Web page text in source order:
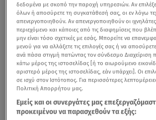
δεδομένα με σκοπό την παροχή υπηρεσιών. Αν
όλων ή αποσύρετε τη συγκατάθεσή σας, οι εν λόγω
απενεργοποιηθούν. Αν απενεργοποιηθούν οι
περιεχόμενο και κάποιες από τις διαφημίσεις που
μην είναι τόσο σχετικές με εσάς. Μπορείτε να
μενού για να αλλάξετε τις επιλογές σας ή να
ανά πάσα στιγμή πατώντας τον σύνδεσμο Διαχείριση
κάτω μέρος της ιστοσελίδας [ή το αιωρούμενο
αριστερό μέρος της ιστοσελίδας, εάν υπάρχει]. Οι
σε ισχύ στον Ιστότοπος. Για περισσότερες
Πολιτική Απορρήτου μας.
Εμείς και οι συνεργάτες μας
προκειμένου να παρασχεθούν τα εξής: